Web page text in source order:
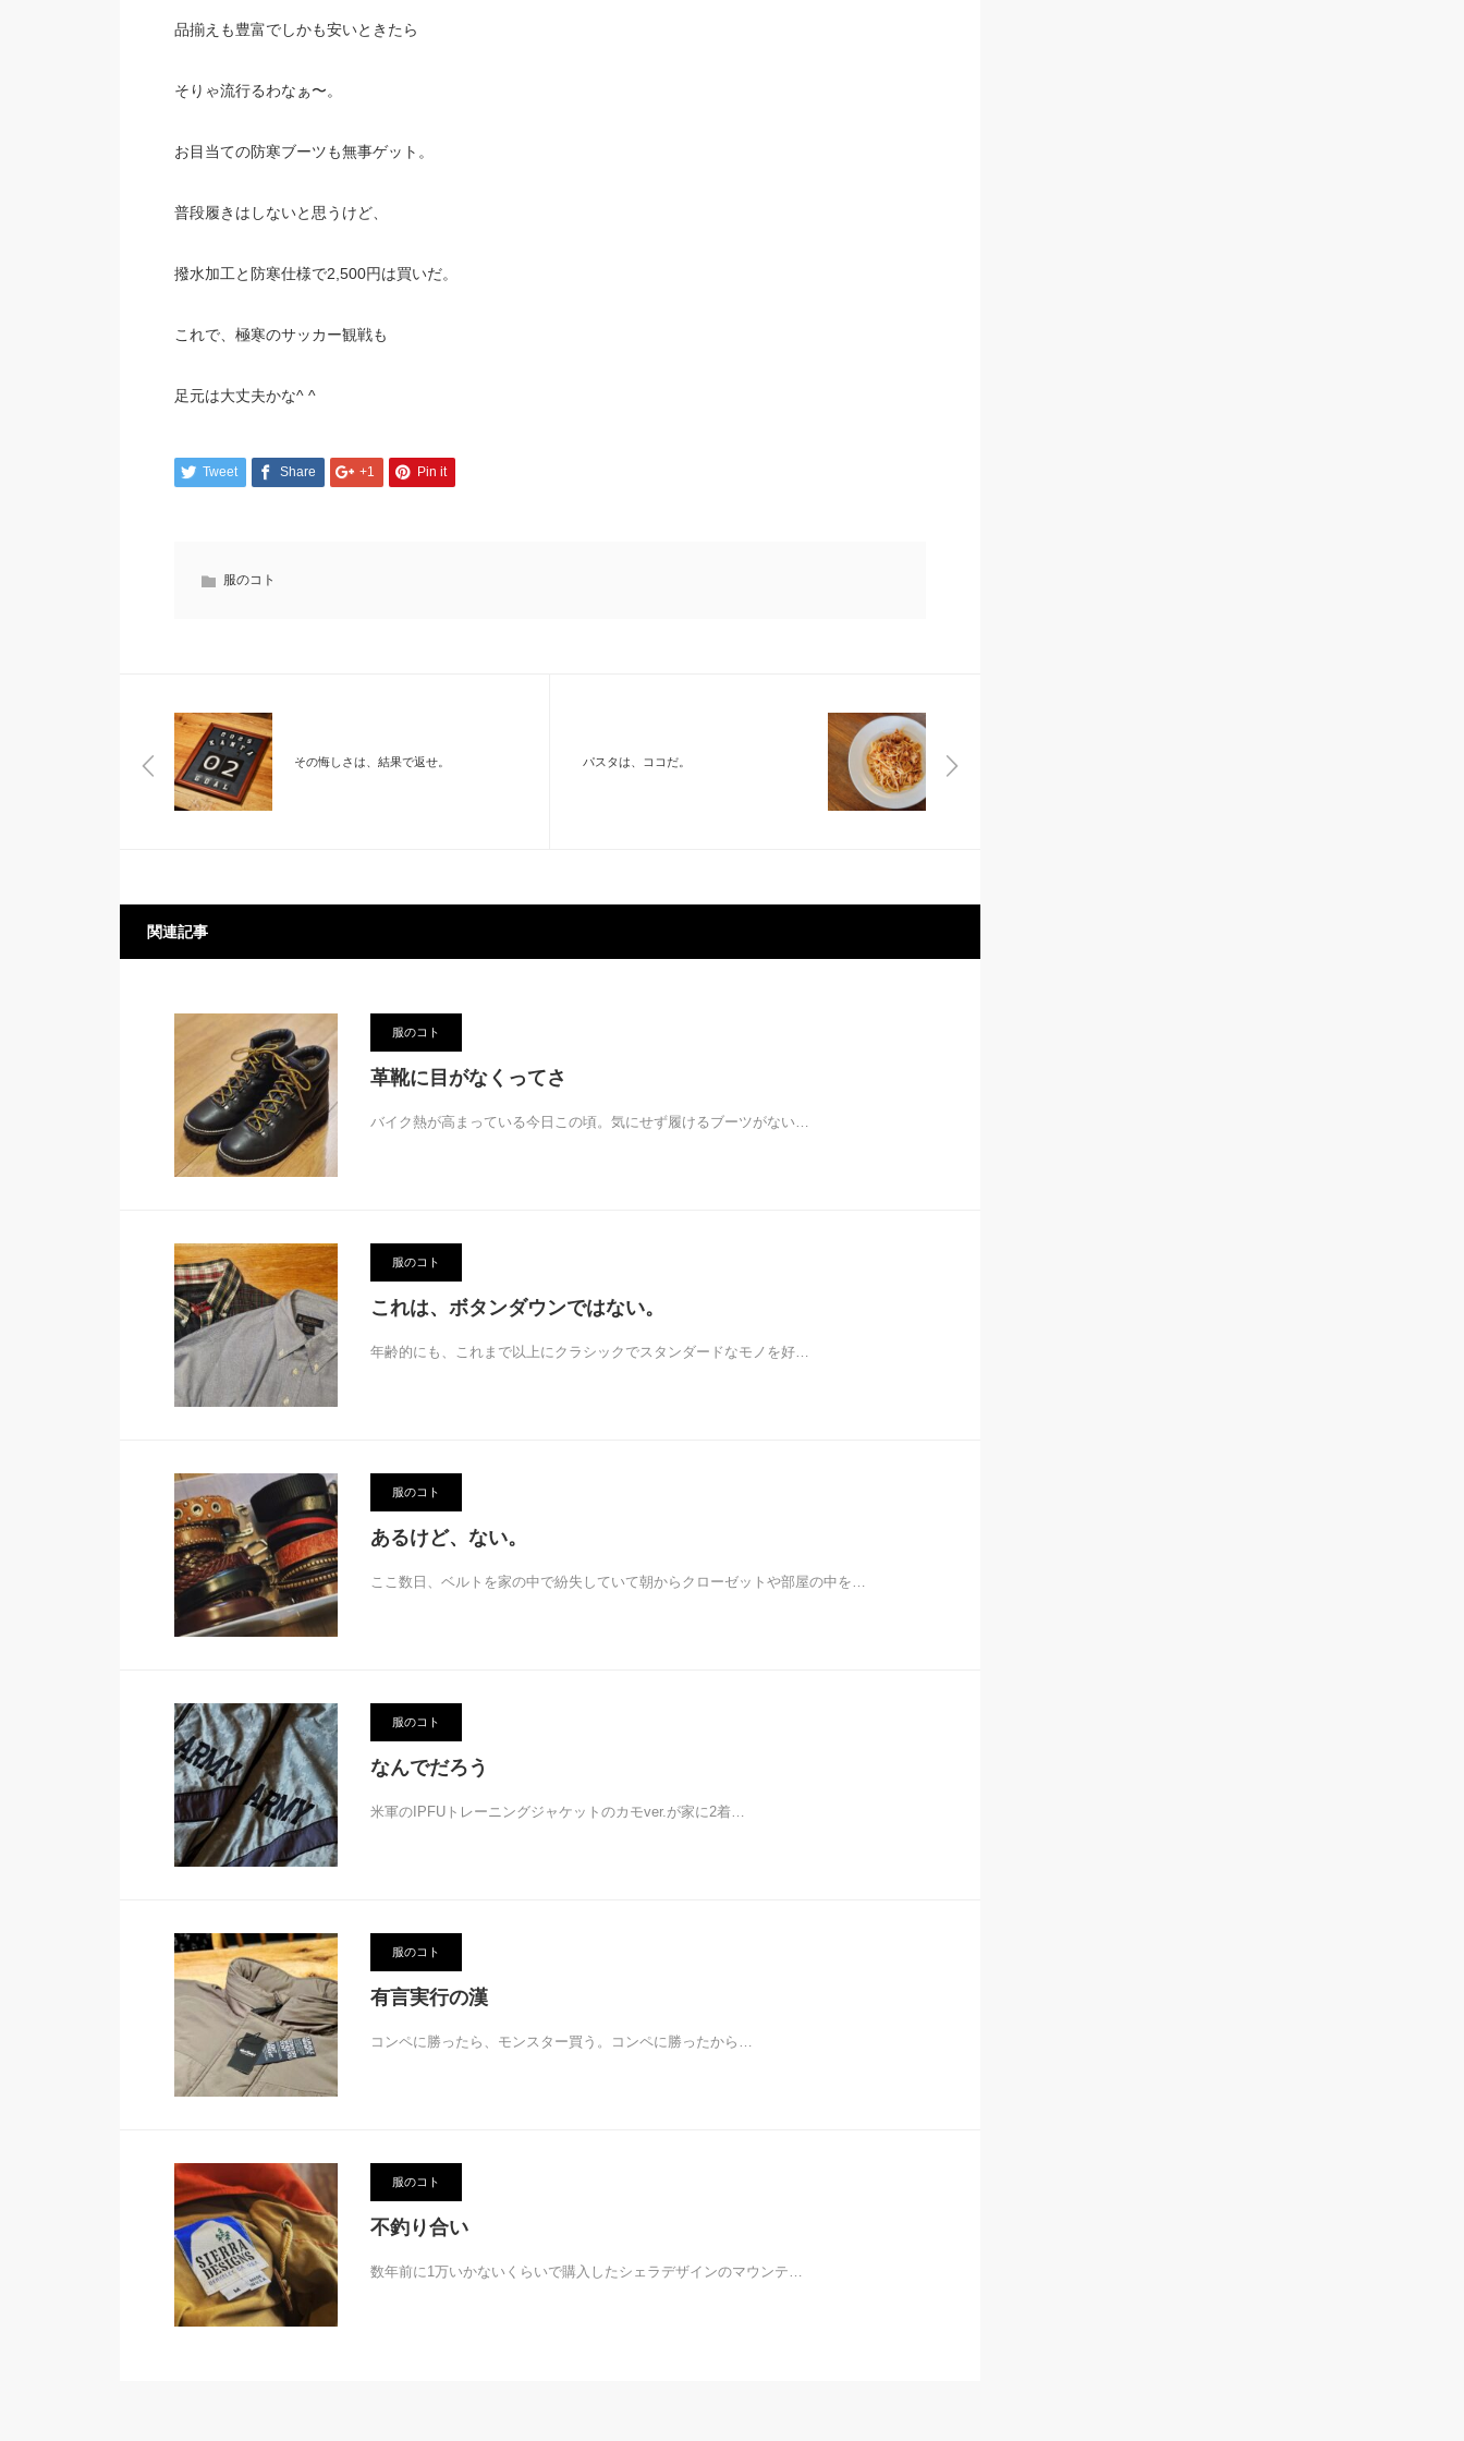
品揃えも豊富でしかも安いときたら
そりゃ流行るわなぁ〜。
お目当ての防寒ブーツも無事ゲット。
普段履きはしないと思うけど、
撥水加工と防寒仕様で2,500円は買いだ。
これで、極寒のサッカー観戦も
足元は大丈夫かな^ ^
Tweet Share +1 Pin it
服のコト
その悔しさは、結果で返せ。 パスタは、ココだ。
関連記事
服のコト
革靴に目がなくってさ
バイク熱が高まっている今日この頃。気にせず履けるブーツがない…
服のコト
これは、ボタンダウンではない。
年齢的にも、これまで以上にクラシックでスタンダードなモノを好…
服のコト
あるけど、ない。
ここ数日、ベルトを家の中で紛失していて朝からクローゼットや部屋の中を…
服のコト
なんでだろう
米軍のIPFUトレーニングジャケットのカモver.が家に2着…
服のコト
有言実行の漢
コンペに勝ったら、モンスター買う。コンペに勝ったから…
服のコト
不釣り合い
数年前に1万いかないくらいで購入したシェラデザインのマウンテ…